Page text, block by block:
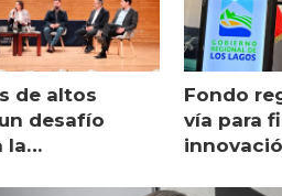
de altos
desafío
la
Fondo
vía para